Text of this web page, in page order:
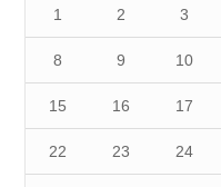
1 2 3
8 9 10
15 16 17
22 23 24